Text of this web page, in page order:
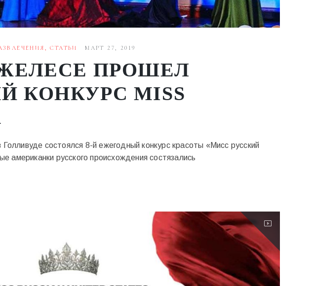
,СТАТЬИ МАРТ 27, 2019
ПРОШЕЛ
КОНКУРС MISS
Голливуде состоялся 8-й ежегодный конкурс красоты «Мисс русский
русского происхождения состязались